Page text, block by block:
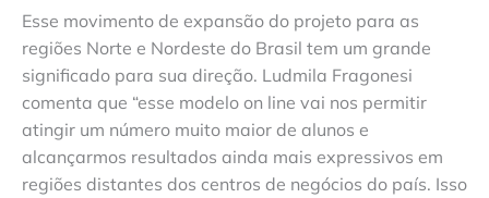
Esse movimento de expansão do projeto para as
regiões Norte e Nordeste do Brasil tem um grande
significado para sua direção. Ludmila Fragonesi
comenta que “esse modelo on line vai nos permitir
atingir um número muito maior de alunos e
alcançarmos resultados ainda mais expressivos em
regiões distantes dos centros de negócios do país. Isso